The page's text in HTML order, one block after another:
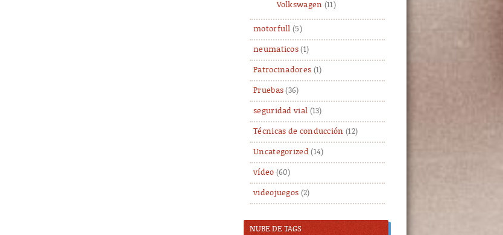
Volkswagen (11)
motorfull (5)
neumaticos (1)
Patrocinadores (1)
Pruebas (36)
seguridad vial (13)
Técnicas de conducción (12)
Uncategorized(14)
vídeo (60)
videojuegos (2)
NUBE DE TAGS